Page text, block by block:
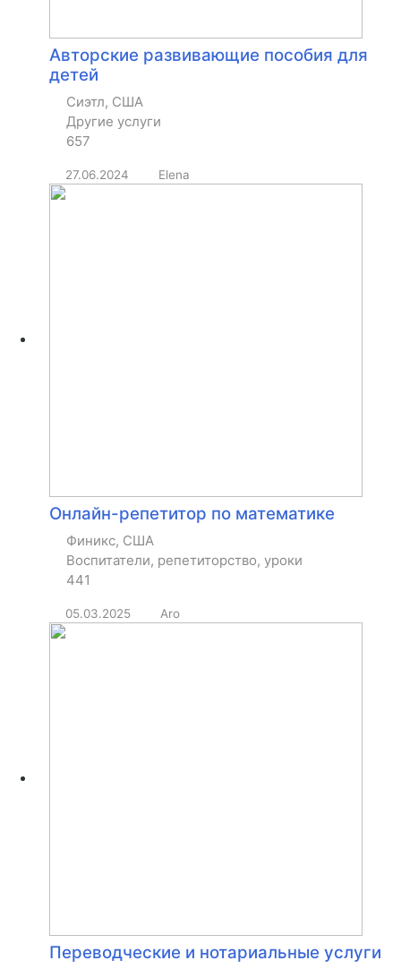
Авторские развивающие пособия для
детей
Сиэтл, США
Другие услуги
657
27.06.2024 Elena
Онлайн-репетитор по математике
Финикс, США
Воспитатели, репетиторство, уроки
441
05.03.2025 Aro
Переводческие и нотариальные услуги